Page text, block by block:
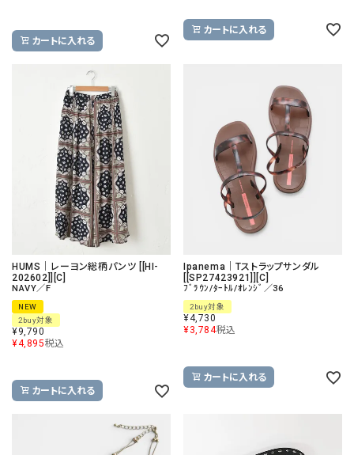
カートに入れる
カートに入れる
HUMS｜レーヨン総柄パンツ [[HI-
202602]][C]
NAVY／F
NEW
2buy対象
¥9,790
¥4,895税込
カートに入れる
Ipanema｜Tストラップサンダル
[[SP27423921]][C]
ﾌﾞﾗｳﾝ/ﾀｰﾄﾙ/ｵﾚﾝｼﾞ／36
2buy対象
¥4,730
¥3,784税込
カートに入れる